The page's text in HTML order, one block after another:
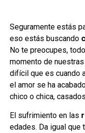
Seguramente estás
eso estás buscando
No te preocupes,
momento de
difícil que es cuando
el amor se ha
chico o chica,
El sufrimiento en las
edades. Da igual que